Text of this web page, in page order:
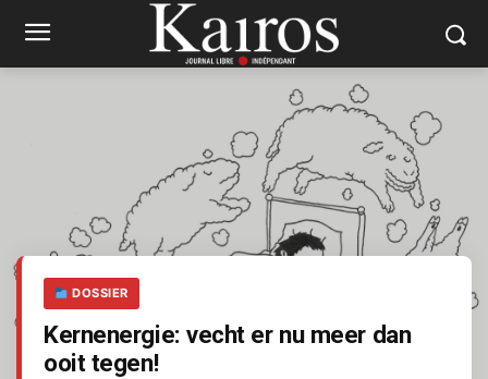
DOSSIER
Kernenergie: vecht er nu meer dan
ooit tegen!